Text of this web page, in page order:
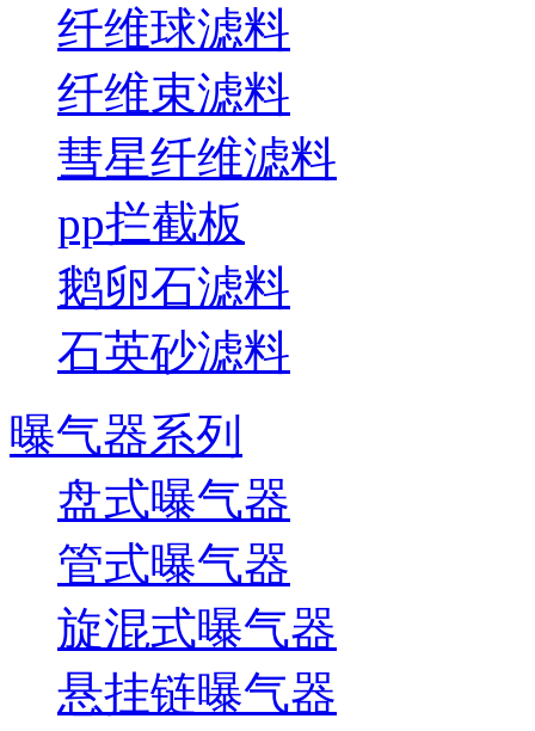
纤维球滤料
纤维束滤料
彗星纤维滤料
pp拦截板
鹅卵石滤料
石英砂滤料
曝气器系列
盘式曝气器
管式曝气器
旋混式曝气器
悬挂链曝气器